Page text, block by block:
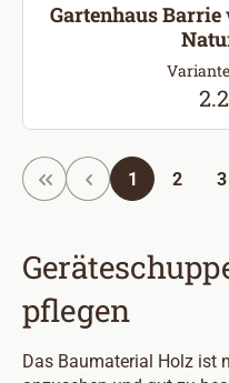
Gartenhaus Barrie
Seite
1 Seite
2 3
pflegen
Das Baumaterial Holz ist